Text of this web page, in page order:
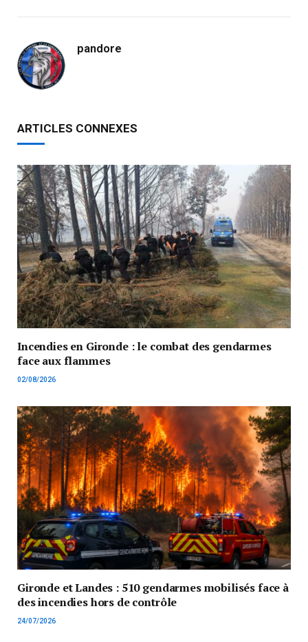
pandore
ARTICLES CONNEXES
Incendies en Gironde : le combat des gendarmes
face aux flammes
02/08/2026
Gironde et Landes : 510 gendarmes mobilisés face à
des incendies hors de contrôle
24/07/2026